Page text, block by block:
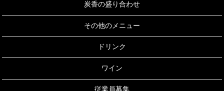
炭香の盛り合わせ
その他のメニュー
ドリンク
ワイン
従業員募集